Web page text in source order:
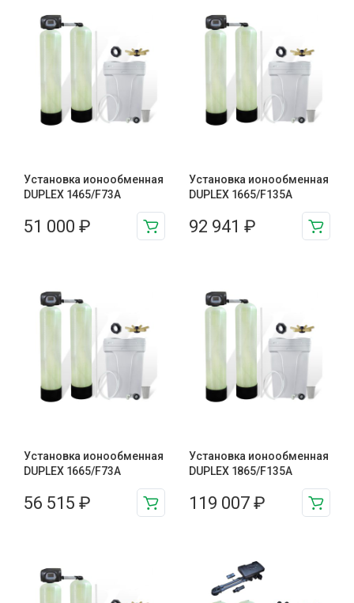
Установка ионообменная
DUPLEX 1465/F73A
51 000 ₽
Установка ионообменная
DUPLEX 1665/F135A
92 941 ₽
Установка ионообменная
DUPLEX 1665/F73A
56 515 ₽
Установка ионообменная
DUPLEX 1865/F135A
119 007 ₽